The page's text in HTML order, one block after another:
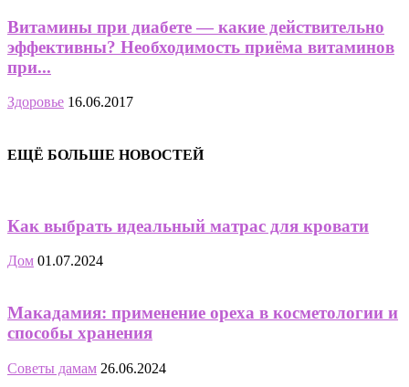
Витамины при диабете — какие действительно
эффективны? Необходимость приёма витаминов
при...
Здоровье 16.06.2017
ЕЩЁ БОЛЬШЕ НОВОСТЕЙ
Как выбрать идеальный матрас для кровати
Дом 01.07.2024
Макадамия: применение ореха в косметологии и
способы хранения
Советы дамам 26.06.2024